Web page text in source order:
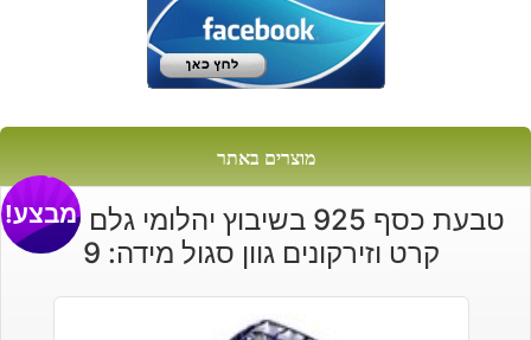
מוצרים באתר
טבעת כסף 925 בשיבוץ יהלומי גלם 0.99
קרט וזירקונים גוון סגול מידה: 9
מבצע!